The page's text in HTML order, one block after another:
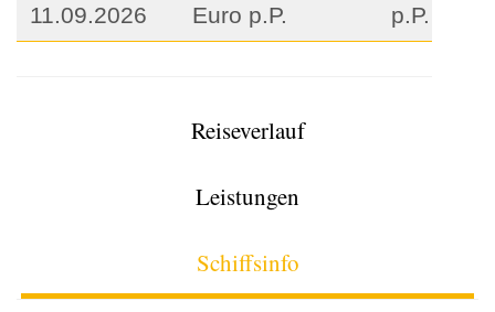
11.09.2026
Euro p.P.
p.P.
Reiseverlauf
Leistungen
Schiffsinfo